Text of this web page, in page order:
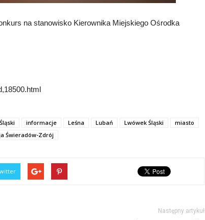
na stanowisko Kierownika Miejskiego Ośrodka
informacje Leśna Lubań Lwówek Śląski
miasto
Świeradów-Zdrój
Następny artykuł